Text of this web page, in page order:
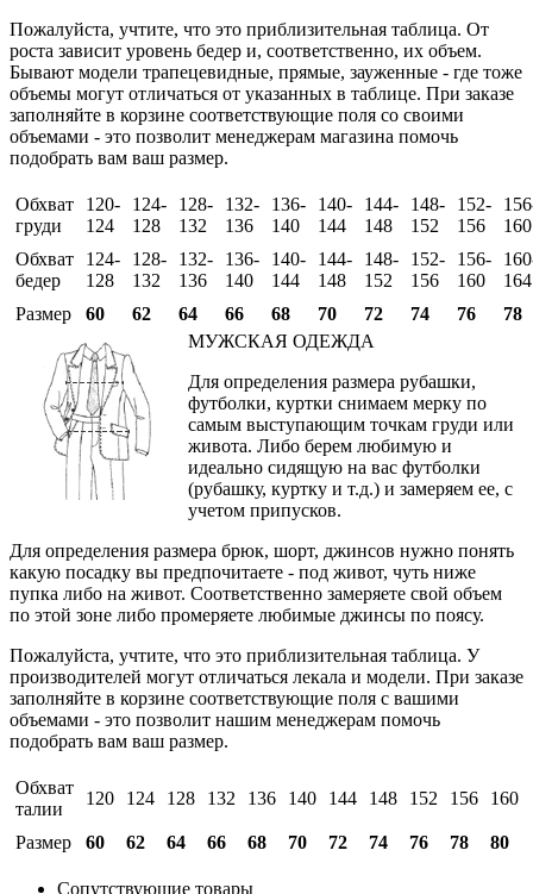
Пожалуйста, учтите, что это приблизительная таблица. От
роста зависит уровень бедер и, соответственно, их объем.
Бывают модели трапецевидные, прямые, зауженные - где тоже
объемы могут отличаться от указанных в таблице. При заказе
заполняйте в корзине соответствующие поля со своими
объемами - это позволит менеджерам магазина помочь
подобрать вам ваш размер.
Обхват
груди
120-
124
124-
128
128-
132
132-
136
136-
140
140-
144
144-
148
148-
152
152-
156
160
Обхват
бедер
124-
128
128-
132
132-
136
136-
140
140-
144
144-
148
148-
152
152-
156
156-
160
164
Размер
60 62 64 66 68 70 72 74 76
78
МУЖСКАЯ ОДЕЖДА
Для определения размера рубашки,
футболки, куртки снимаем мерку по
самым выступающим точкам груди или
живота. Либо берем любимую и
идеально сидящую на вас футболки
(рубашку, куртку и т.д.) и замеряем ее, с
учетом припусков.
Для определения размера брюк, шорт, джинсов нужно понять
какую посадку вы предпочитаете - под живот, чуть ниже
пупка либо на живот. Соответственно замеряете свой объем
по этой зоне либо промеряете любимые джинсы по поясу.
Пожалуйста, учтите, что это приблизительная таблица. У
производителей могут отличаться лекала и модели. При заказе
заполняйте в корзине соответствующие поля с вашими
объемами - это позволит нашим менеджерам помочь
подобрать вам ваш размер.
Обхват
талии
120 124 128 132 136 140 144 148 152 156 160
Размер 60 62 64 66 68 70 72 74 76 78 80
Сопутствующие товары